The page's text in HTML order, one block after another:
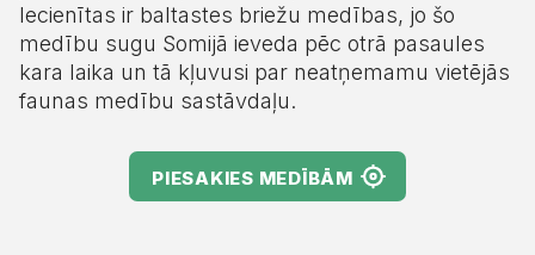
Iecienītas ir baltastes briežu medības, jo šo
medību sugu Somijā ieveda pēc otrā pasaules
kara laika un tā kļuvusi par neatņemamu vietējās
faunas medību sastāvdaļu.
PIESAKIES MEDĪBĀM